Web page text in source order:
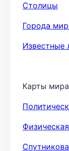
Столицы
Города
Известные
Карты